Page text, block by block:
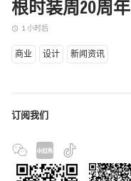
根时装周20周年
access_time 1 小时后
商业 设计 新闻资讯
订阅我们